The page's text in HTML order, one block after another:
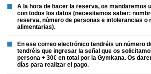
A la hora de hacer la reserva, os mandaremos
con todos los datos (necesitamos saber:
reserva, número de personas e intolerancias o
alimentarias).
En ese correo electrónico tendréis un número
tendréis que ingresar la señal que os
persona + 30€ en total por la Gymkana. Os
días para realizar el pago.